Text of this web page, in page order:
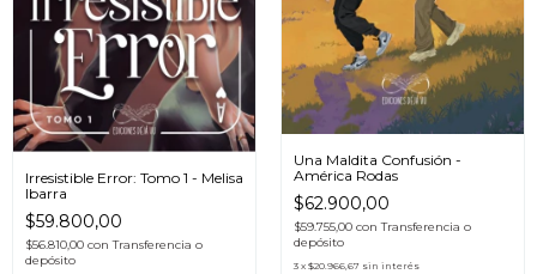
Irresistible Error: Tomo 1 - Melisa
Ibarra
$59.800,00
$56.810,00 con Transferencia o
depósito
Una Maldita Confusión -
América Rodas
$62.900,00
$59.755,00 con Transferencia o
depósito
3 x $20.966,67 sin interés